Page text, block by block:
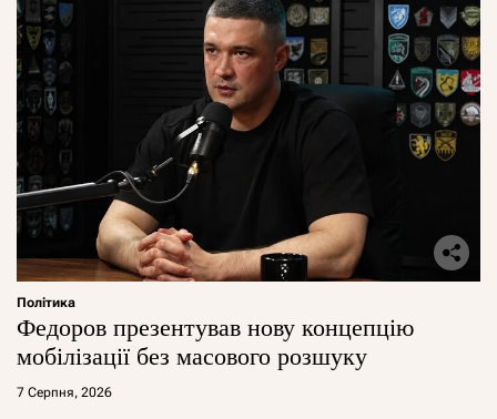
Політика
Федоров презентував нову концепцію
мобілізації без масового розшуку
7 Серпня, 2026